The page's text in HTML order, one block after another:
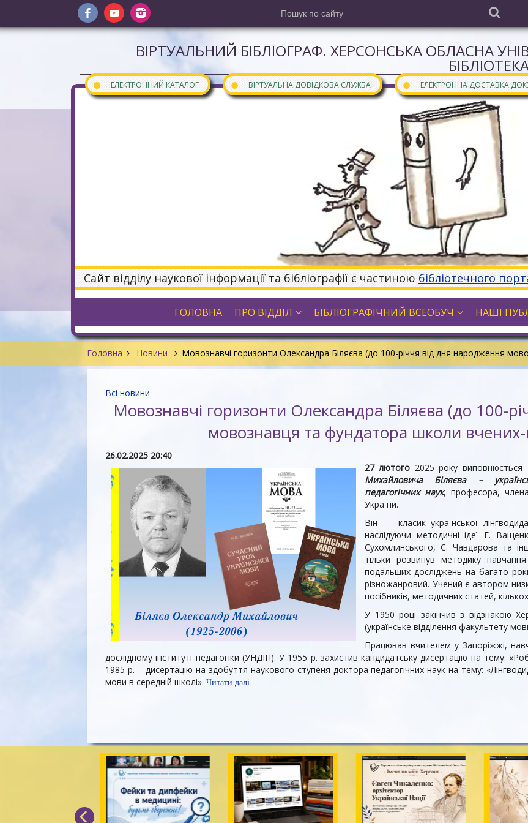
ВІРТУАЛЬНИЙ БІБЛІОГРАФ. ХЕРСОНСЬКА ОБЛАСНА
● ЕЛЕКТРОННИЙ КАТАЛОГ ● ВІРТУАЛЬНА ДОВІДКОВА СЛУЖБА ● ЕЛЕКТРОННА ДОСТАВКА
Сайт відділу наукової інформації та бібліографії є частиною бібліотечного
ГОЛОВНА ПРО ВІДДІЛ БІБЛІОГРАФІЧНИЙ ВСЕОБУЧ НАШІ
Головна Новини Мовознавчі горизонти Олександра Біляєва (до 100-річчя від дня народження
Всі новини
Мовознавчі горизонти Олександра Біляєва (до 100-
мовознавця та фундатора школи вчених-
26.02.2025 20:40
27 лютого 2025 року виповнюється
Михайловича Біляєва –
педагогічних наук, професора,
України.
Він – класик української
наслідуючи методичні ідеї Г.
Сухомлинського, С. Чавдарова та
тільки розвинув методику
подальших досліджень на багато
різножанровий. Учений є автором
посібників, методичних статей,
У 1950 році закінчив з відзнакою
(українське відділення факультету
Працював вчителем у Запоріжжі,
дослідному інституті педагогіки (УНДІП). У 1955 р. захистив кандидатську дисертацію на тему:
1985 р. – дисертацію на здобуття наукового ступеня доктора педагогічних наук на тему:
мови в середній школі». Читати далі